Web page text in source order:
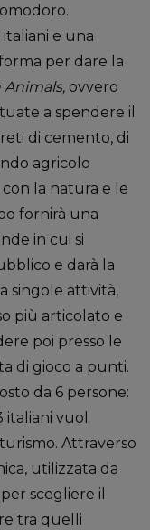
e una
per dare la
Animals, ovvero
a spendere il
di cemento, di
agricolo
la natura e le
fornirà una
in cui si
e darà la
singole attività,
più articolato e
poi presso le
di gioco a punti.
da 6 persone:
italiani vuol
Attraverso
utilizzata da
scegliere il
tra quelli